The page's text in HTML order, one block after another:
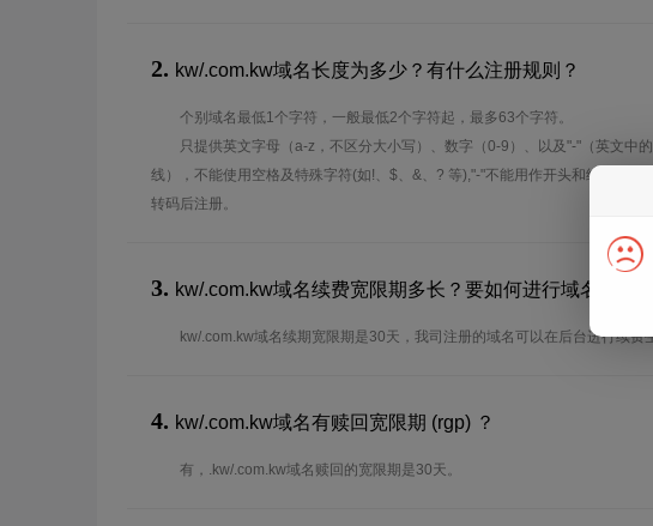
2. kw/.com.kw域名长度为多少？有什么注册规则？
个别域名最低1个字符，一般最低2个字符起，最多63个字符。
只提供英文字母（a-z，不区分大小写）、数字（0-9）、以及"-"（英文中
线），不能使用空格及特殊字符(如!、$、&、? 等),"-"不能用作开头和结尾。注*
转码后注册。
3. kw/.com.kw域名续费宽限期多长？要如何进行域名续费？
kw/.com.kw域名续期宽限期是30天，我司注册的域名可以在后台进行续费
4. kw/.com.kw域名有赎回宽限期 (rgp) ？
有，.kw/.com.kw域名赎回的宽限期是30天。